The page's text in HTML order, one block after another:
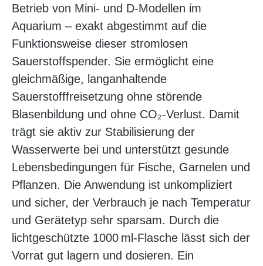
Betrieb von Mini- und D-Modellen im
Aquarium – exakt abgestimmt auf die
Funktionsweise dieser stromlosen
Sauerstoffspender. Sie ermöglicht eine
gleichmäßige, langanhaltende
Sauerstofffreisetzung ohne störende
Blasenbildung und ohne CO₂-Verlust. Damit
trägt sie aktiv zur Stabilisierung der
Wasserwerte bei und unterstützt gesunde
Lebensbedingungen für Fische, Garnelen und
Pflanzen. Die Anwendung ist unkompliziert
und sicher, der Verbrauch je nach Temperatur
und Gerätetyp sehr sparsam. Durch die
lichtgeschützte 1000 ml-Flasche lässt sich der
Vorrat gut lagern und dosieren. Ein